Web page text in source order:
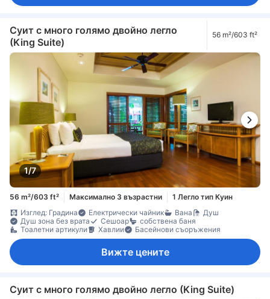
Суит с много голямо двойно легло
(King Suite)
56 m²/603 ft²
1/7
56 m²/603 ft² Максимално 3 възрастни
1 Легло тип Куин
Изглед: Градина
Електрически чайник Вана
Душ
Душ зона без врата
Сешоар
собствена баня
Тоалетни артикули
Хавлии Басейнови съоръжения
Вижте цените
Суит с много голямо двойно легло (King Suite)